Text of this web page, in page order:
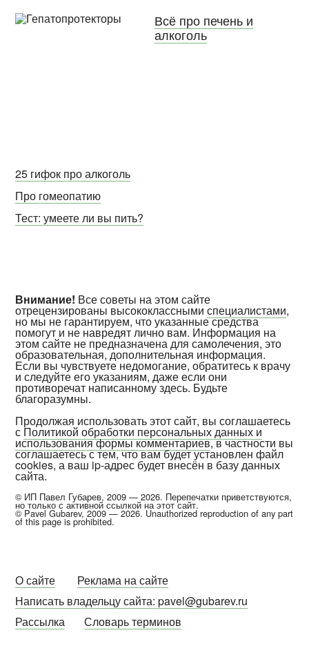
Всё про печень и
алкоголь
25 гифок про алкоголь
Про гомеопатию
Тест: умеете ли вы пить?
Внимание! Все советы на этом сайте
отрецензированы высококласснымиспециалистами,
но мы не гарантируем, что указанные средства
помогут и не навредят лично вам. Информация на
этом сайте не предназначена для самолечения, это
образовательная, дополнительная информация.
Если вы чувствуете недомогание, обратитесь к врачу
и следуйте его указаниям, даже если они
противоречат написанному здесь. Будьте
благоразумны.
Продолжая использовать этот сайт, вы соглашаетесь
с Политикой обработки персональных данных и
использования формы комментариев, в частности вы
соглашаетесь с тем, что вам будет установлен файл
cookies, а ваш ip-адрес будет внесён в базу данных
сайта.
© ИП Павел Губарев, 2009 — 2026. Перепечатки приветствуются,
но только с активной ссылкой на этот сайт.
© Pavel Gubarev, 2009 — 2026. Unauthorized reproduction of any part
of this page is prohibited.
О сайте
Реклама на сайте
Написать владельцу сайта: pavel@gubarev.ru
Рассылка
Словарь терминов